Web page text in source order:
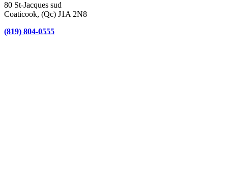
80 St-Jacques sud
Coaticook, (Qc) J1A 2N8
(819) 804-0555